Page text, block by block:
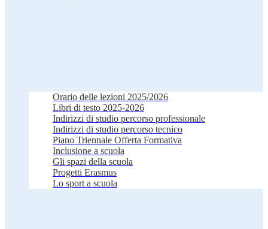
Orario delle lezioni 2025/2026
Libri di testo 2025-2026
Indirizzi di studio percorso professionale
Indirizzi di studio percorso tecnico
Piano Triennale Offerta Formativa
Inclusione a scuola
Gli spazi della scuola
Progetti Erasmus
Lo sport a scuola